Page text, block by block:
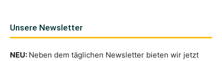
Unsere Newsletter
NEU: Neben dem täglichen Newsletter bieten wir jetzt